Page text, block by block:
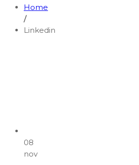
Home
/
Linkedin
08
nov